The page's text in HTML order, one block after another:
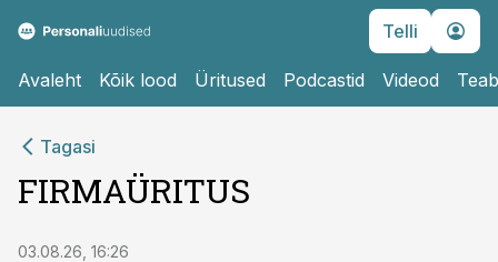
Telli
Avaleht Kõik lood Üritused Podcastid Videod
Tagasi
FIRMAÜRITUS
03.08.26, 16:26